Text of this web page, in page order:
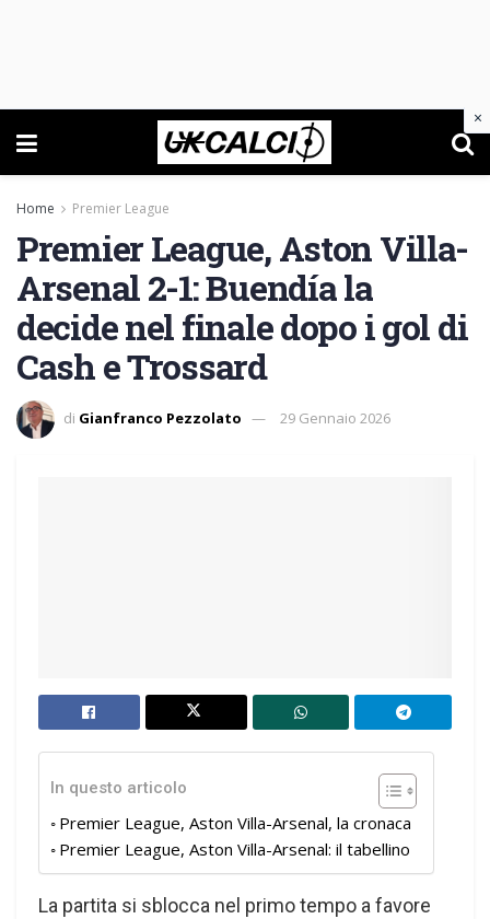
Home Premier League
Premier League, Aston Villa-
Arsenal 2-1: Buendía la
decide nel finale dopo i gol di
Cash e Trossard
di Gianfranco Pezzolato 29 Gennaio 2026
In questo articolo
Premier League, Aston Villa-Arsenal, la cronaca
Premier League, Aston Villa-Arsenal: il tabellino
La partita si sblocca nel primo tempo a favore
×